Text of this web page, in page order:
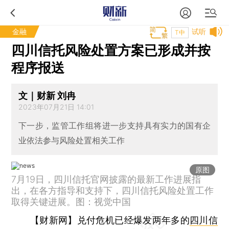
金融 试听
T中
四川信托风险处置方案已形成并按
程序报送
文｜财新 刘冉
2023年07月21日 14:01
下一步，监管工作组将进一步支持具有实力的国有企
业依法参与风险处置相关工作
原图
7月19日，四川信托官网披露的最新工作进展指
出，在各方指导和支持下，四川信托风险处置工作
取得关键进展。图：视觉中国
【财新网】
兑付危机已经爆发两年多的四川信